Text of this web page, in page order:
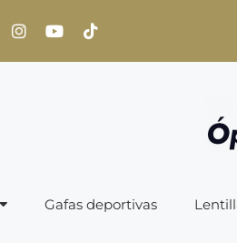
Gafas deportivas